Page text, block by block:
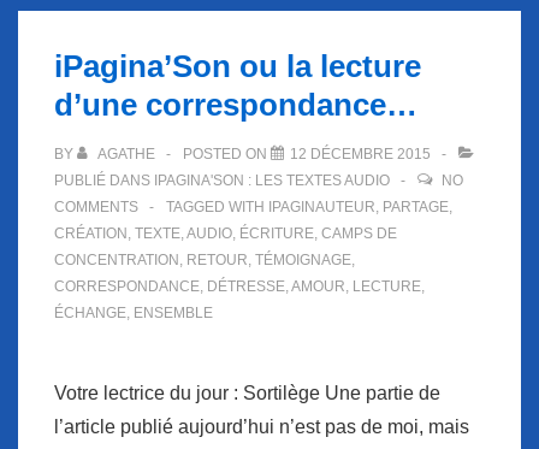
iPagina’Son ou la lecture
d’une correspondance…
BY AGATHE POSTED ON
12 DÉCEMBRE 2015
PUBLIÉ DANS IPAGINA'SON : LES TEXTES AUDIO
NO
COMMENTS
TAGGED WITH IPAGINAUTEUR, PARTAGE,
CRÉATION , TEXTE,AUDIO, ÉCRITURE, CAMPS DE
CONCENTRATION , RETOUR, TÉMOIGNAGE,
CORRESPONDANCE, DÉTRESSE,AMOUR, LECTURE,
ÉCHANGE, ENSEMBLE
Votre lectrice du jour : Sortilège Une partie de
l’article publié aujourd’hui n’est pas de moi, mais